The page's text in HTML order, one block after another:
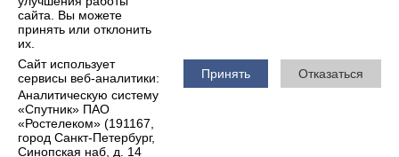
сайта. Вы можете
принять или отклонить
их.
Сайт использует
сервисы веб-аналитики:
Аналитическую систему
«Спутник» ПАО
«Ростелеком» (191167,
город Санкт-Петербург,
Синопская наб, д. 14
Принять Отказаться
2026 г. krilovskaya.ru
Вход
Карта сайта
Политика обработки персональных данных
Сделано на KubCMS
Разработка и поддержка